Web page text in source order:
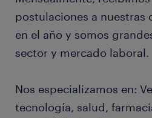
postulaciones a nuestras
en el año y somos
sector y mercado laboral.
Nos especializamos en:
tecnología, salud,